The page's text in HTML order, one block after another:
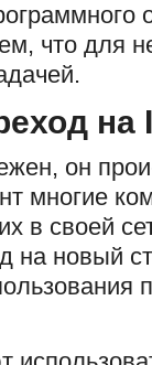
что для
на
он
многие
в своей
на новый